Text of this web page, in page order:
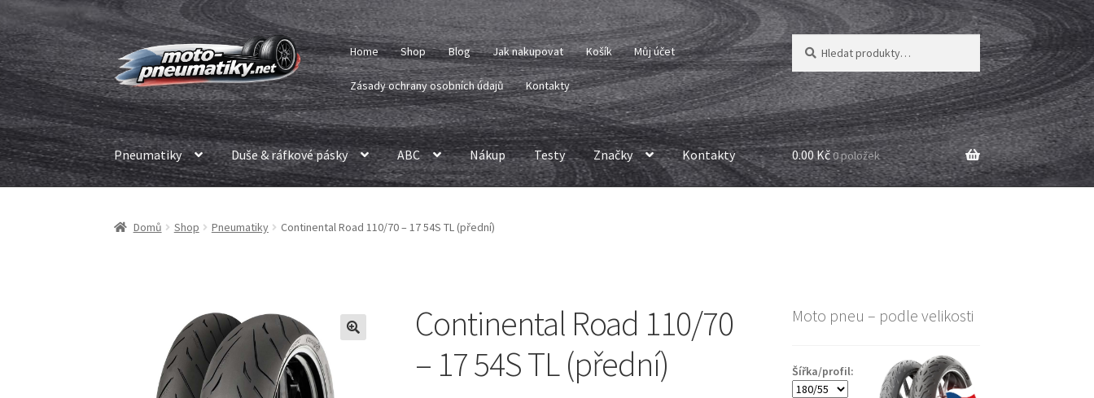
Přeskočit
na
navigaci
Přejít
k
obsahu
webu
Home Shop Blog Jak nakupovat Košík Můj účet
Zásady ochrany osobních údajů Kontakty
Hledat:
Hledat
Pneumatiky Duše & ráfkové pásky ABC Nákup Testy Značky Kontakty 0.00 Kč0 položek
Domů Shop Pneumatiky Continental Road 110/70 – 17 54S TL (přední)
Continental Road 110/70
– 17 54S TL (přední)
Moto pneu – podle velikosti
Šířka/profil: